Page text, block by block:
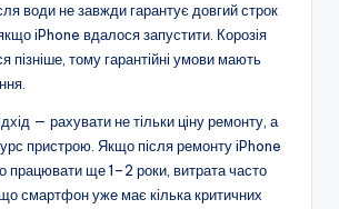
води не завжди гарантує довгий строк
iPhone вдалося запустити. Корозія
пізніше, тому гарантійні умови мають
— рахувати не тільки ціну ремонту, а
пристрою. Якщо після ремонту iPhone
працювати ще 1–2 роки, витрата часто
смартфон уже має кілька критичних